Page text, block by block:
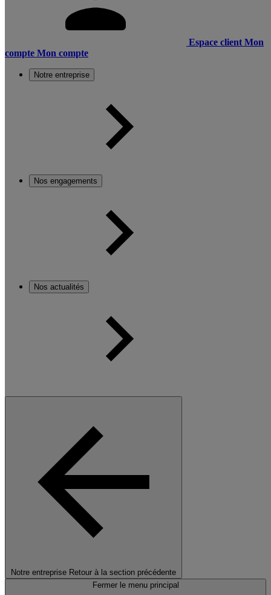
Espace client Mon
compte Mon compte
Notre entreprise
Nos engagements
Nos actualités
Notre entreprise Retour à la section précédente
Fermer le menu principal